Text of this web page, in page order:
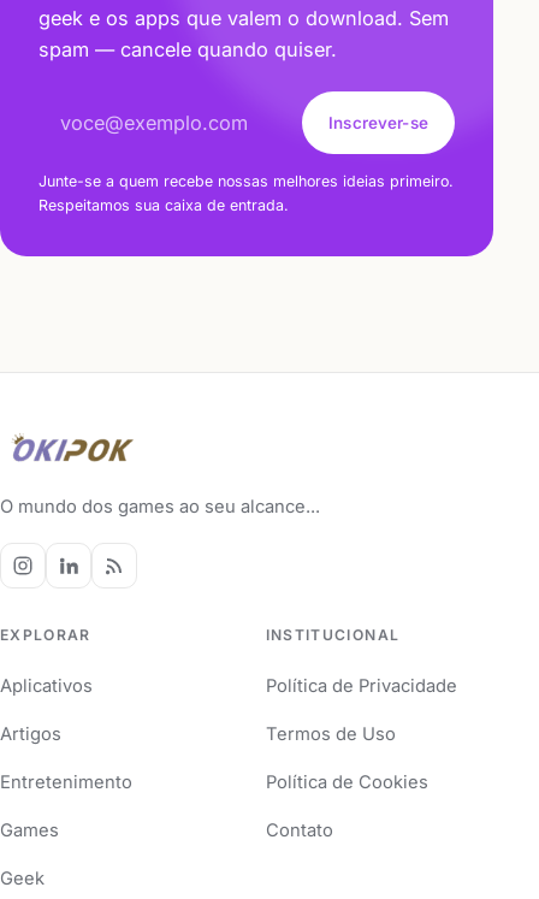
geek e os apps que valem o download. Sem
spam — cancele quando quiser.
Inscrever-se
Junte-se a quem recebe nossas melhores ideias primeiro.
Respeitamos sua caixa de entrada.
O mundo dos games ao seu alcance...
EXPLORAR
Aplicativos
Artigos
Entretenimento
Games
Geek
INSTITUCIONAL
Política de Privacidade
Termos de Uso
Política de Cookies
Contato